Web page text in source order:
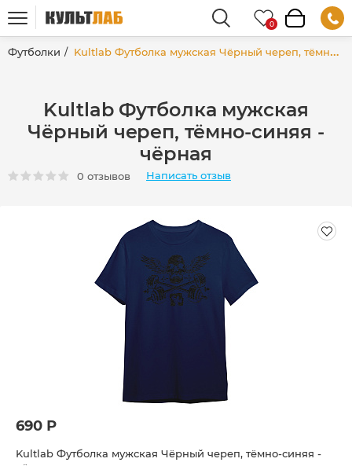
Футболки Kultlab Футболка мужская Чёрный череп, тёмно-синяя - чёрная
Kultlab Футболка мужская
Чёрный череп, тёмно-синяя -
чёрная
0 отзывов Написать отзыв
690 Р
Kultlab Футболка мужская Чёрный череп, тёмно-синяя -